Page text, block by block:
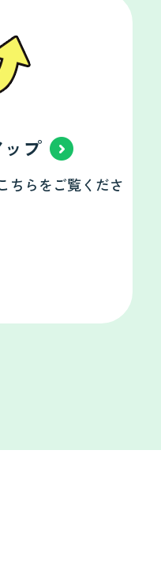
プ
ちらをご覧くださ